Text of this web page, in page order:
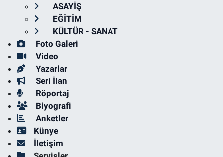
ASAYİŞ
EĞİTİM
KÜLTÜR - SANAT
Foto Galeri
Video
Yazarlar
Seri İlan
Röportaj
Biyografi
Anketler
Künye
İletişim